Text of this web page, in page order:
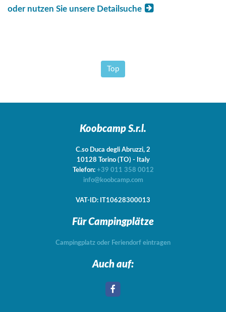
oder nutzen Sie unsere Detailsuche
Top
Koobcamp S.r.l.
C.so Duca degli Abruzzi, 2
10128 Torino (TO) - Italy
Telefon: +39 011 358 0012
info@koobcamp.com
VAT-ID: IT10628300013
Für Campingplätze
Campingplatz oder Feriendorf eintragen
Auch auf: